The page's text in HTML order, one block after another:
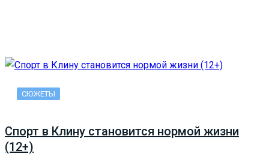
СЮЖЕТЫ
Спорт в Клину становится нормой жизни
(12+)